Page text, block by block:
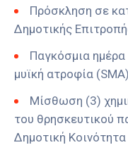
Πρόσκληση σε
Δημοτικής
Παγκόσμια
μυϊκή ατροφία (SMA)
Μίσθωση (3)
του θρησκευτικού
Δημοτική